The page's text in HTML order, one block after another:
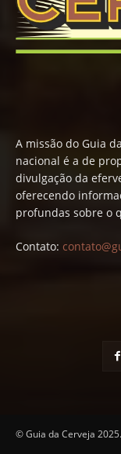
A missão do Guia
nacional é a de
divulgação da
oferecendo
profundas sobre o
Contato:
© Guia da Cerveja